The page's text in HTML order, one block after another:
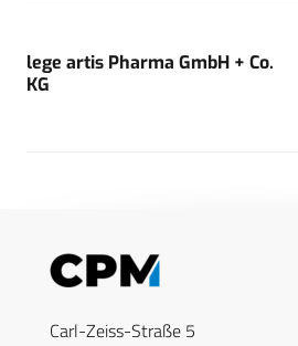
lege artis Pharma GmbH + Co.
KG
Carl-Zeiss-Straße 5